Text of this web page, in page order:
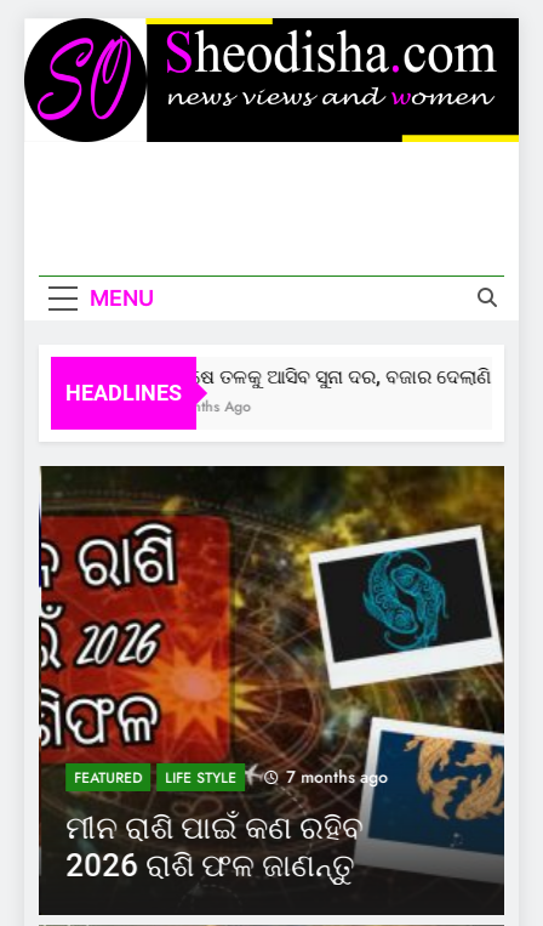
Skip
to
content
MENU
HEADLINES
ଲକ୍ଷେ ତଳକୁ ଆସିବ ସୁନା ଦର, ବଜାର ଦେଲାଣି ସଙ୍କେତ
6 Months Ago
FEATURED LIFE STYLE 7 months ago
ମୀନ ରାଶି ପାଇଁ କଣ ରହିବ
2026 ରାଶି ଫଳ ଜାଣନ୍ତୁ